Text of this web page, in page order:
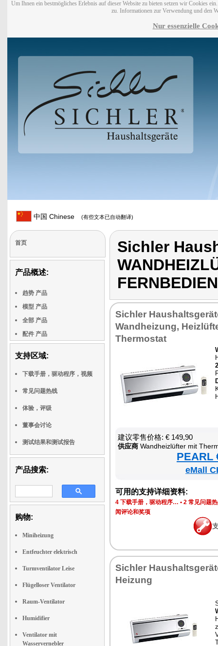
Um Ihnen ein bestmögliches Erlebnis auf dieser Website zu bieten setzen wir Cookies
zu. Informationen zur Verwendung und den
Nur essenzielle
中国 Chinese (有些文本已自动翻译)
首页
产品概述:
趋势 产品
模型 产品
全部 产品
配件 产品
支持区域:
下载手册，驱动程序，视频
常见问题热线
体验，评级
董事会讨论
测试结果和测试报告
产品搜索:
购物:
Miniheizung
Entfeuchter elektrisch
Turmventilator Leise
Flügelloser Ventilator
Raum-Ventilator
Humidifier
Ventilator mit
Wasservernebler
Sichler
Sichler
Wandheizung,
Thermostat
建议零售价格: € 149,90
供应商 Wandheizlüfter mit
PEARL
eMall
可用的支持详细资料:
4 下载手册，驱动程序… • 2 常见问题
闻评论和奖项
Sichler
Heizung